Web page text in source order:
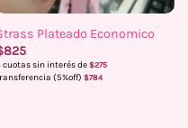
Plateado Economico
825
cuotas sin interés de $275
(5%off) $784